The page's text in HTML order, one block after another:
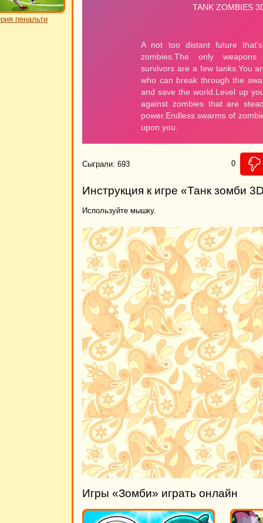
пенальти
Сыграли: 693 0
Инструкция к игре «Танк зомби
Используйте мышку.
Игры «Зомби» играть онлайн